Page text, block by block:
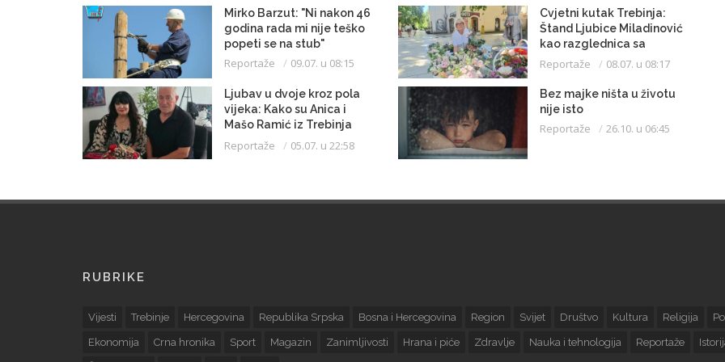
Mirko Barzut: "Ni nakon 46
godina rada mi nije teško
popeti se na stub"
Reportaže 09.07. u 08:15
Cvjetni kutak Trebinja:
Štand Ljubice Miladinović
kao razglednica sa
trebinjske pijace
Reportaže 08.07. u 08:17
Ljubav u dvoje kroz pola
vijeka: Kako su Anica i
Mašo Ramić iz Trebinja
čuvali svoju priču punih 50
godina
Reportaže 05.07. u 22:58
Bez majke ništa u životu
nije isto
Reportaže 26.10. u 06:45
RUBRIKE
Vijesti Trebinje Hercegovina Republika Srpska Bosna i Hercegovina Region Svijet Društvo Kultura Religija
Ekonomija Crna hronika Sport Magazin Zanimljivosti Hrana i piće Zdravlje Nauka i tehnologija Reportaže